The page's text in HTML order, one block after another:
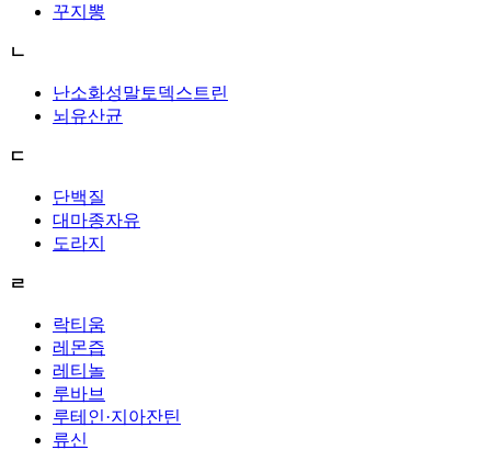
꾸지뽕
ㄴ
난소화성말토덱스트린
뇌유산균
ㄷ
단백질
대마종자유
도라지
ㄹ
락티움
레몬즙
레티놀
루바브
루테인·지아잔틴
류신